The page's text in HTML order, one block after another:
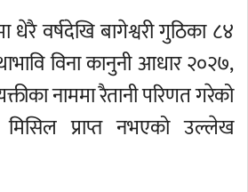
धेरै वर्षदेखि बागेश्वरी गुठिका ८४
विना कानुनी आधार २०२७,
नाममा रैतानी परिणत गरेको
प्राप्त नभएको उल्लेख